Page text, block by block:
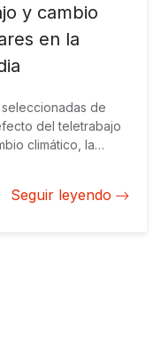
y cambio
en la
de
del teletrabajo
climático, la
Seguir leyendo